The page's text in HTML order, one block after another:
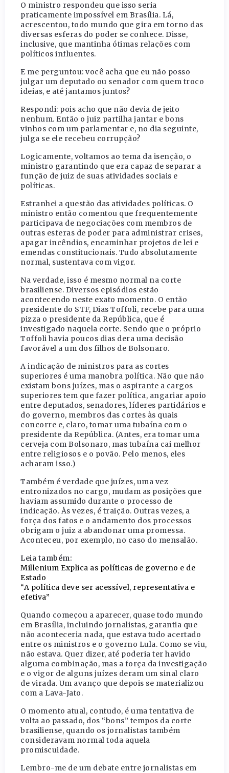
O ministro respondeu que isso seria
praticamente impossível em Brasília. Lá,
acrescentou, todo mundo que gira em torno das
diversas esferas do poder se conhece. Disse,
inclusive, que mantinha ótimas relações com
políticos influentes.
E me perguntou: você acha que eu não posso
julgar um deputado ou senador com quem troco
ideias, e até jantamos juntos?
Respondi: pois acho que não devia de jeito
nenhum. Então o juiz partilha jantar e bons
vinhos com um parlamentar e, no dia seguinte,
julga se ele recebeu corrupção?
Logicamente, voltamos ao tema da isenção, o
ministro garantindo que era capaz de separar a
função de juiz de suas atividades sociais e
políticas.
Estranhei a questão das atividades políticas. O
ministro então comentou que frequentemente
participava de negociações com membros de
outras esferas de poder para administrar crises,
apagar incêndios, encaminhar projetos de lei e
emendas constitucionais. Tudo absolutamente
normal, sustentava com vigor.
Na verdade, isso é mesmo normal na corte
brasiliense. Diversos episódios estão
acontecendo neste exato momento. O então
presidente do STF, Dias Toffoli, recebe para uma
pizza o presidente da República, que é
investigado naquela corte. Sendo que o próprio
Toffoli havia poucos dias dera uma decisão
favorável a um dos filhos de Bolsonaro.
A indicação de ministros para as cortes
superiores é uma manobra política. Não que não
existam bons juízes, mas o aspirante a cargos
superiores tem que fazer política, angariar apoio
entre deputados, senadores, líderes partidários e
do governo, membros das cortes às quais
concorre e, claro, tomar uma tubaína com o
presidente da República. (Antes, era tomar uma
cerveja com Bolsonaro, mas tubaína cai melhor
entre religiosos e o povão. Pelo menos, eles
acharam isso.)
Também é verdade que juízes, uma vez
entronizados no cargo, mudam as posições que
haviam assumido durante o processo de
indicação. Às vezes, é traição. Outras vezes, a
força dos fatos e o andamento dos processos
obrigam o juiz a abandonar uma promessa.
Aconteceu, por exemplo, no caso do mensalão.
Leia também:
Millenium Explica as políticas de governo e de
Estado
“A política deve ser acessível, representativa e
efetiva”
Quando começou a aparecer, quase todo mundo
em Brasília, incluindo jornalistas, garantia que
não aconteceria nada, que estava tudo acertado
entre os ministros e o governo Lula. Como se viu,
não estava. Quer dizer, até poderia ter havido
alguma combinação, mas a força da investigação
e o vigor de alguns juízes deram um sinal claro
de virada. Um avanço que depois se materializou
com a Lava-Jato.
O momento atual, contudo, é uma tentativa de
volta ao passado, dos “bons” tempos da corte
brasiliense, quando os jornalistas também
consideravam normal toda aquela
promiscuidade.
Lembro-me de um debate entre jornalistas em